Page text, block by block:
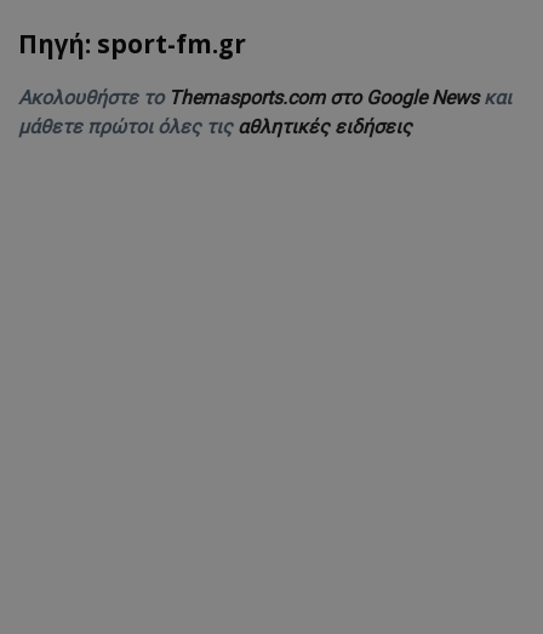
Πηγή: sport-fm.gr
Ακολουθήστε το Themasports.com στο Google Newsκαι
μάθετε πρώτοι όλες τις αθλητικές ειδήσεις